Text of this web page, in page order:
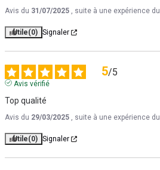
Avis du 31/07/2025 , suite à une expérience du
Utile(0) Signaler
5/5
Avis vérifié
Top qualité
Avis du 29/03/2025 , suite à une expérience du
Utile(0) Signaler